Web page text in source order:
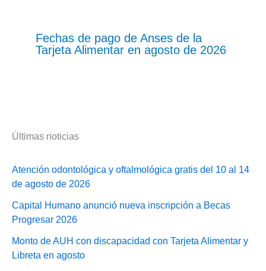
Fechas de pago de Anses de la
Tarjeta Alimentar en agosto de 2026
Últimas noticias
Atención odontológica y oftalmológica gratis del 10 al 14
de agosto de 2026
Capital Humano anunció nueva inscripción a Becas
Progresar 2026
Monto de AUH con discapacidad con Tarjeta Alimentar y
Libreta en agosto